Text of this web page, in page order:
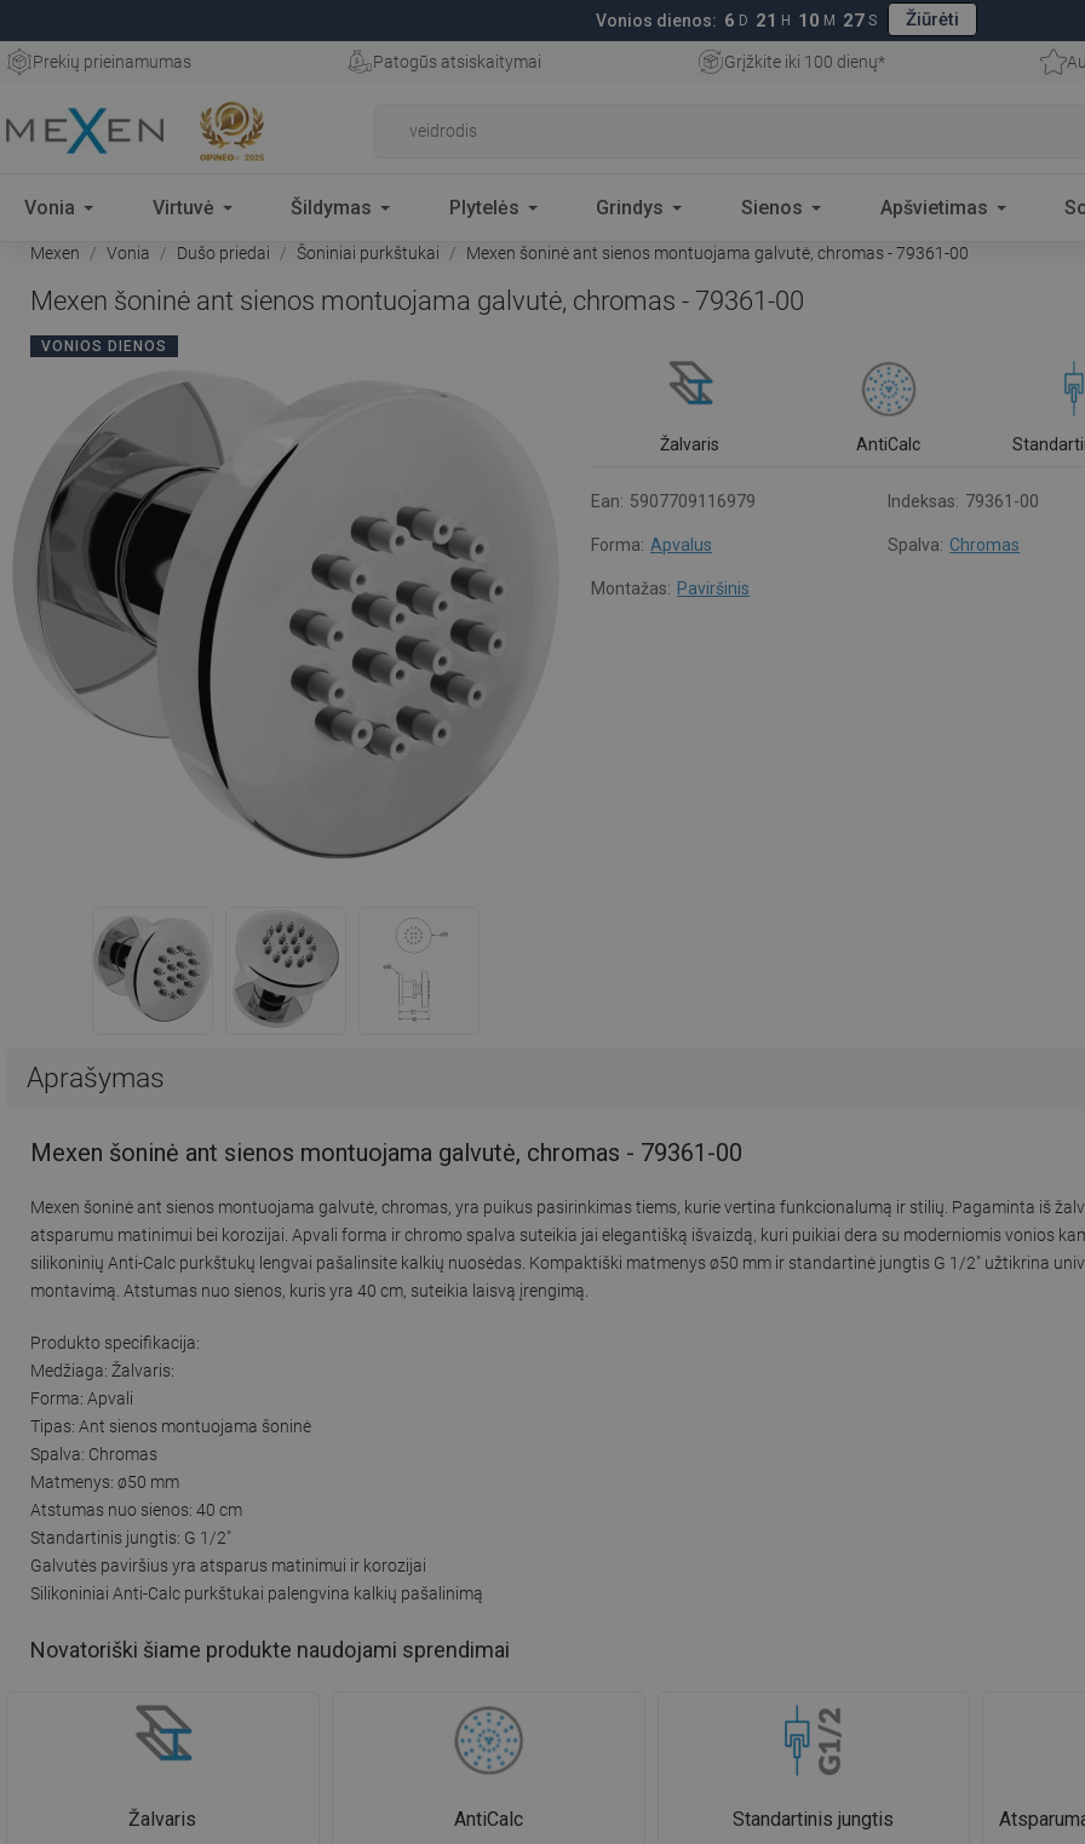
Vonios dienos: 6 D 21 H 10 M 26 S Žiūrėti
Prekių prieinamumas Patogūs atsiskaitymai Grįžkite iki 100 dienų*
Vonia Virtuvė Šildymas Plytelės Grindys Sienos Apšvietimas
Mexen Vonia Dušo priedai Šoniniai purkštukai Mexen šoninė ant sienos montuojama galvutė, chromas - 79361-00
Mexen šoninė ant sienos montuojama galvutė, chromas - 79361-00
VONIOS DIENOS
Žalvaris AntiCalc
Ean: 5907709116979 Indeksas: 79361-00
Forma: Apvalus Spalva: Chromas
Montažas: Paviršinis
Aprašymas
Mexen šoninė ant sienos montuojama galvutė, chromas - 79361-00
Mexen šoninė ant sienos montuojama galvutė, chromas, yra puikus pasirinkimas tiems, kurie vertina funkcionalumą ir stilių. Pagaminta iš
atsparumu matinimui bei korozijai. Apvali forma ir chromo spalva suteikia jai elegantišką išvaizdą, kuri puikiai dera su moderniomis vonios
silikoninių Anti-Calc purkštukų lengvai pašalinsite kalkių nuosėdas. Kompaktiški matmenys ø50 mm ir standartinė jungtis G 1/2" užtikrina
montavimą. Atstumas nuo sienos, kuris yra 40 cm, suteikia laisvą įrengimą.
Produkto specifikacija:
Medžiaga: Žalvaris:
Forma: Apvali
Tipas: Ant sienos montuojama šoninė
Spalva: Chromas
Matmenys: ø50 mm
Atstumas nuo sienos: 40 cm
Standartinis jungtis: G 1/2"
Galvutės paviršius yra atsparus matinimui ir korozijai
Silikoniniai Anti-Calc purkštukai palengvina kalkių pašalinimą
Novatoriški šiame produkte naudojami sprendimai
Žalvaris AntiCalc Standartinis jungtis